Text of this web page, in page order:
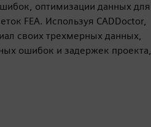
оптимизации данных для
FEA. Используя CADDoctor,
своих трехмерных данных,
ошибок и задержек проекта,